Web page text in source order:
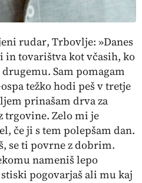
rudar, Trbovlje: »Danes
in tovarištva kot včasih, ko
Sam pomagam
težko hodi peš v tretje
prinašam drva za
trgovine. Zelo mi je
če ji s tem polepšam dan.
se ti povrne z dobrim.
nameniš lepo
pogovarjaš ali mu kaj